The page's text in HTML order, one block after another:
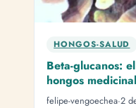
HONGOS-SALUD
Beta-glucanos:
hongos
felipe-vengoechea·2